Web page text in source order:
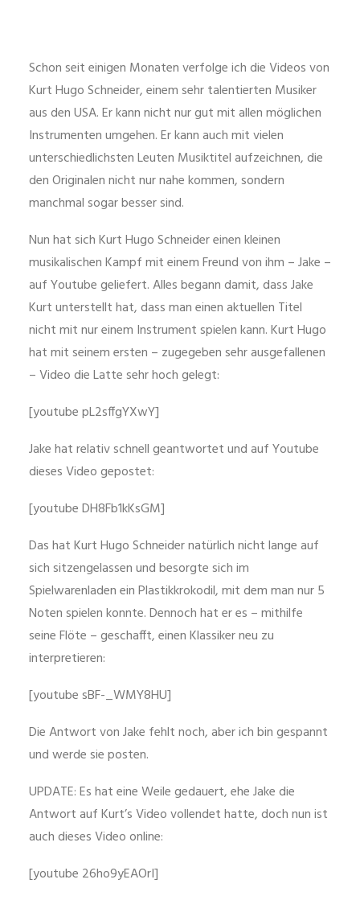
Schon seit einigen Monaten verfolge ich die Videos von
Kurt Hugo Schneider, einem sehr talentierten Musiker
aus den USA. Er kann nicht nur gut mit allen möglichen
Instrumenten umgehen. Er kann auch mit vielen
unterschiedlichsten Leuten Musiktitel aufzeichnen, die
den Originalen nicht nur nahe kommen, sondern
manchmal sogar besser sind.
Nun hat sich Kurt Hugo Schneider einen kleinen
musikalischen Kampf mit einem Freund von ihm – Jake –
auf Youtube geliefert. Alles begann damit, dass Jake
Kurt unterstellt hat, dass man einen aktuellen Titel
nicht mit nur einem Instrument spielen kann. Kurt Hugo
hat mit seinem ersten – zugegeben sehr ausgefallenen
– Video die Latte sehr hoch gelegt:
[youtube pL2sffgYXwY]
Jake hat relativ schnell geantwortet und auf Youtube
dieses Video gepostet:
[youtube DH8Fb1kKsGM]
Das hat Kurt Hugo Schneider natürlich nicht lange auf
sich sitzengelassen und besorgte sich im
Spielwarenladen ein Plastikkrokodil, mit dem man nur 5
Noten spielen konnte. Dennoch hat er es – mithilfe
seine Flöte – geschafft, einen Klassiker neu zu
interpretieren:
[youtube sBF-_WMY8HU]
Die Antwort von Jake fehlt noch, aber ich bin gespannt
und werde sie posten.
UPDATE: Es hat eine Weile gedauert, ehe Jake die
Antwort auf Kurt’s Video vollendet hatte, doch nun ist
auch dieses Video online:
[youtube 26ho9yEAOrI]